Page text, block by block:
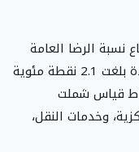
نسبة الرضا العامة
إلى 93.1% في موسم حج 1447هـ، بزيادة بلغت 2.1 نقطة مئوية
في نقاط قياس شملت
وخدمات النقل،